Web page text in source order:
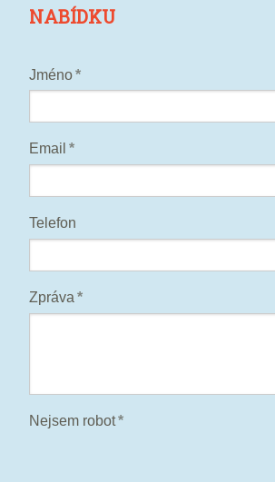
NABÍDKU
Jméno*
Email *
Telefon
Zpráva *
Nejsem robot*